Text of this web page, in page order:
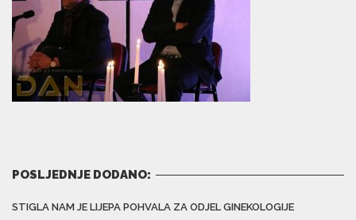
POSLJEDNJE DODANO:
STIGLA NAM JE LIJEPA POHVALA ZA ODJEL GINEKOLOGIJE